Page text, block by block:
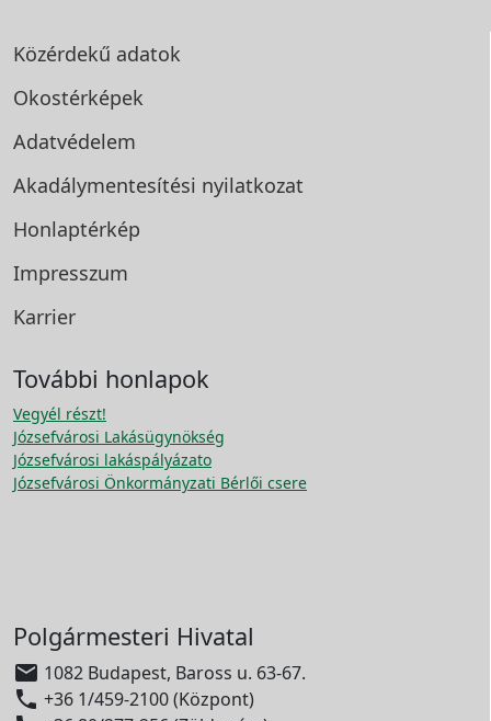
Közérdekű adatok
Okostérképek
Adatvédelem
Akadálymentesítési nyilatkozat
Honlaptérkép
Impresszum
Karrier
További honlapok
Vegyél részt!
Józsefvárosi Lakásügynökség
Józsefvárosi lakáspályázato
Józsefvárosi Önkormányzati Bérlői csere
Polgármesteri Hivatal
 1082 Budapest, Baross u. 63-67.
 +36 1/459-2100 (Központ)